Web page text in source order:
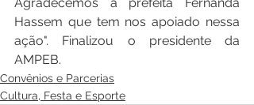
Agradecemos a prefeita Fernanda
Hassem que tem nos apoiado nessa
ação". Finalizou o presidente da
AMPEB.
Convênios e Parcerias
Cultura, Festa e Esporte